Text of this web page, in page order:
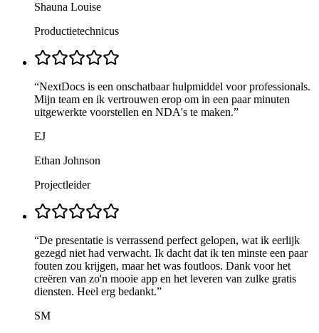
Shauna Louise
Productietechnicus
“NextDocs is een onschatbaar hulpmiddel voor professionals.
Mijn team en ik vertrouwen erop om in een paar minuten
uitgewerkte voorstellen en NDA's te maken.”
EJ
Ethan Johnson
Projectleider
“De presentatie is verrassend perfect gelopen, wat ik eerlijk
gezegd niet had verwacht. Ik dacht dat ik ten minste een paar
fouten zou krijgen, maar het was foutloos. Dank voor het
creëren van zo'n mooie app en het leveren van zulke gratis
diensten. Heel erg bedankt.”
SM